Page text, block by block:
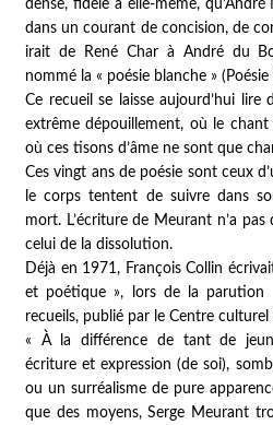
dense, fidèle à elle-même,
dans un courant de concision, de
irait de René Char à André du
nommé la « poésie blanche » ( Poésie
Ce recueil se laisse aujourd’hui lire
extrême dépouillement, où le
où ces tisons d’âme ne sont que
Ces vingt ans de poésie sont ceux
le corps tentent de suivre dans
mort. L’écriture de Meurant n’a
celui de la dissolution.
Déjà en 1971, François Collin
et poétique », lors de la parution
recueils, publié par le Centre culturel
« À la différence de tant de
écriture et expression (de soi),
ou un surréalisme de pure
que des moyens, Serge Meurant